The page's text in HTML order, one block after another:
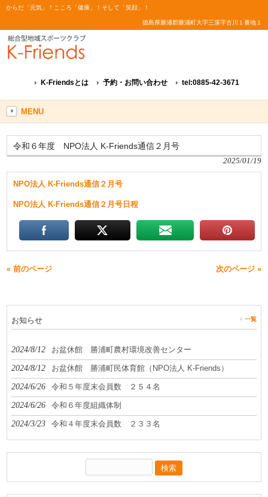
からだ「元気」！こころ「健康」！そして「笑顔」！
徳島県勝浦郡勝浦町大字三溪字古川１番地１
K-Friendsとは 予約・お問い合わせ tel:0885-42-3671
MENU
令和６年度 NPO法人 K-Friends通信２月号
2025/01/19
NPO法人 K-Friends通信２月号
NPO法人 K-Friends通信２月号日程
« 前のページ 次のページ »
お知らせ 一覧
2024/8/12 お盆休館 勝浦町農村環境改善センター
2024/8/12 お盆休館 勝浦町民体育館（NPO法人 K-Friends）
2024/6/26 令和５年度末会員数 ２５４名
2024/6/26 令和６年度組織体制
2024/3/23 令和４年度末会員数 ２３３名
索: